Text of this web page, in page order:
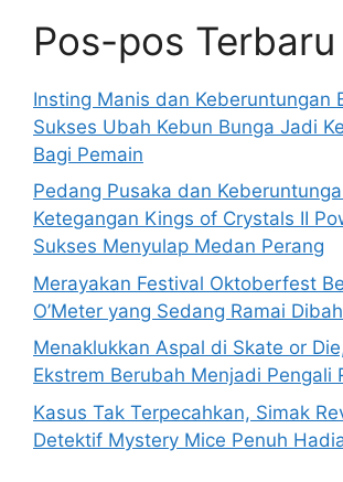
Pos-pos Terbaru
Insting Manis dan Keberuntungan
Sukses Ubah Kebun Bunga Jadi
Bagi Pemain
Pedang Pusaka dan
Ketegangan Kings of Crystals II
Sukses Menyulap Medan Perang
Merayakan Festival Oktoberfest
O’Meter yang Sedang Ramai
Menaklukkan Aspal di Skate or
Ekstrem Berubah Menjadi Pengali
Kasus Tak Terpecahkan, Simak
Detektif Mystery Mice Penuh